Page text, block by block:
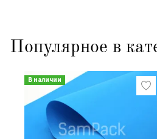
Популярное в
В наличии